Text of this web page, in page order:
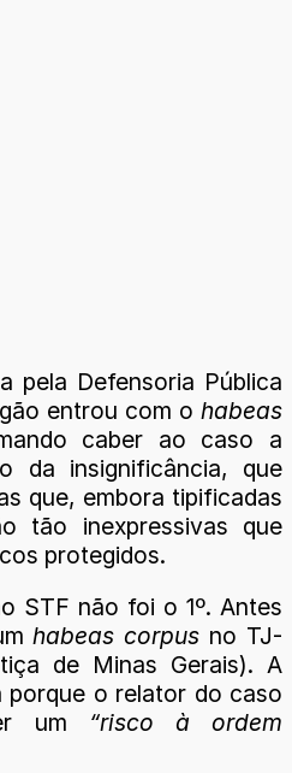
pela Defensoria Pública
entrou com o habeas
caber ao caso a
da insignificância, que
que, embora tipificadas
tão inexpressivas que
protegidos.
STF não foi o 1º. Antes
habeas corpus no TJ-
de Minas Gerais). A
o relator do caso
um “risco à ordem